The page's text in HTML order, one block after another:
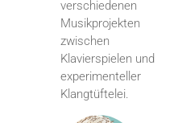
verschiedenen
Musikprojekten
zwischen
Klavierspielen und
experimenteller
Klangtüftelei.